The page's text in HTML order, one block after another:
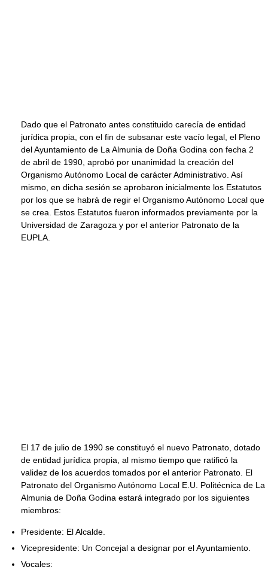
Dado que el Patronato antes constituido carecía de entidad
jurídica propia, con el fin de subsanar este vacío legal, el Pleno
del Ayuntamiento de La Almunia de Doña Godina con fecha 2
de abril de 1990, aprobó por unanimidad la creación del
Organismo Autónomo Local de carácter Administrativo. Así
mismo, en dicha sesión se aprobaron inicialmente los Estatutos
por los que se habrá de regir el Organismo Autónomo Local que
se crea. Estos Estatutos fueron informados previamente por la
Universidad de Zaragoza y por el anterior Patronato de la
EUPLA.
El 17 de julio de 1990 se constituyó el nuevo Patronato, dotado
de entidad jurídica propia, al mismo tiempo que ratificó la
validez de los acuerdos tomados por el anterior Patronato. El
Patronato del Organismo Autónomo Local E.U. Politécnica de La
Almunia de Doña Godina estará integrado por los siguientes
miembros:
Presidente: El Alcalde.
Vicepresidente: Un Concejal a designar por el Ayuntamiento.
Vocales: